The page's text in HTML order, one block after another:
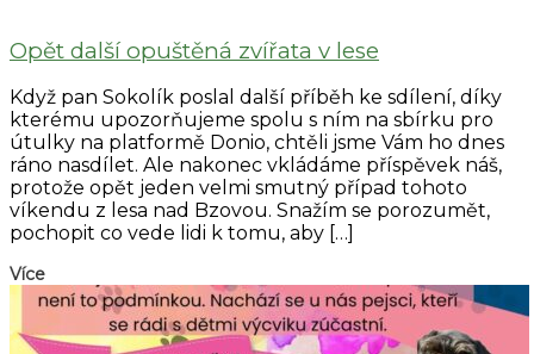
Opět další opuštěná zvířata v lese
Když pan Sokolík poslal další příběh ke sdílení, díky
kterému upozorňujeme spolu s ním na sbírku pro
útulky na platformě Donio, chtěli jsme Vám ho dnes
ráno nasdílet. Ale nakonec vkládáme příspěvek náš,
protože opět jeden velmi smutný případ tohoto
víkendu z lesa nad Bzovou. Snažím se porozumět,
pochopit co vede lidi k tomu, aby […]
Více